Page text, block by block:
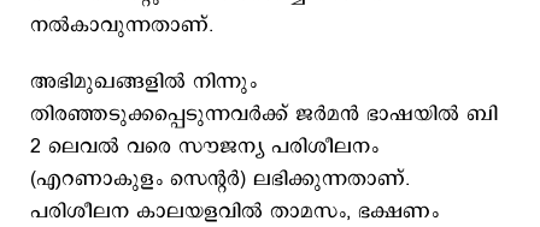
നല്‍കാവുന്നതാണ്.
അഭിമുഖങ്ങളില്‍ നിന്നും
തിരഞ്ഞടുക്കപ്പെടുന്നവർക്ക് ജർമൻ ഭാഷയിൽ ബി
2 ലെവൽ വരെ സൗജന്യ പരിശീലനം
(എറണാകുളം സെന്റര്‍) ലഭിക്കുന്നതാണ്.
പരിശീലന കാലയളവിൽ താമസം, ഭക്ഷണം